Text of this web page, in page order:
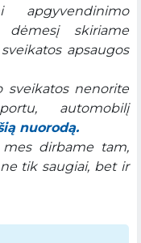
apgyvendinimo
dėmesį skiriame
apsaugos
sveikatos nenorite
automobilį
nuorodą.
dirbame tam,
tik saugiai, bet ir